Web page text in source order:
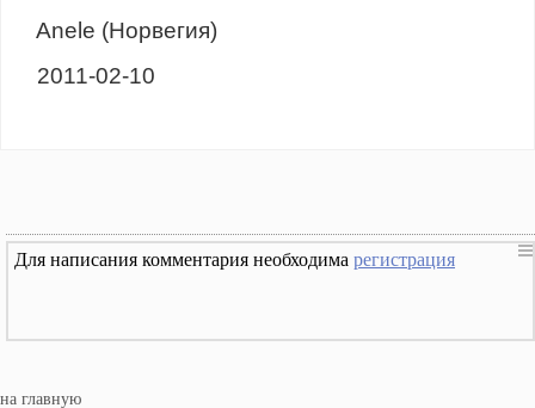
Anele (Норвегия)
2011-02-10
Для написания комментария необходима регистрация
на главную